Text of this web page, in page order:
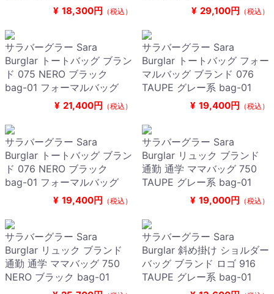
¥ 18,300円 （税込） ¥ 29,100円 （税込）
サラバーグラー Sara
Burglar トートバッグ ブラン
ド 075 NERO ブラック
bag-01 フォーマルバッグ
¥ 21,400円 （税込）
サラバーグラー Sara
Burglar トートバッグ フォー
マルバッグ ブランド 076
TAUPE グレー系 bag-01
¥ 19,400円 （税込）
サラバーグラー Sara
Burglar トートバッグ ブラン
ド 076 NERO ブラック
bag-01 フォーマルバッグ
¥ 19,400円 （税込）
サラバーグラー Sara
Burglar リュック ブランド
通勤 通学 ママバッグ 750
TAUPE グレー系 bag-01
¥ 19,000円 （税込）
サラバーグラー Sara
Burglar リュック ブランド
通勤 通学 ママバッグ 750
NERO ブラック bag-01
サラバーグラー Sara
Burglar 斜め掛け ショルダー
バッグ ブランド ロゴ 916
TAUPE グレー系 bag-01